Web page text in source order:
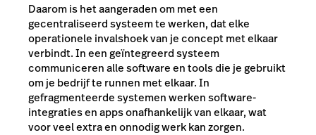
Daarom is het aangeraden om met een
gecentraliseerd systeem te werken, dat elke
operationele invalshoek van je concept met elkaar
verbindt. In een geïntegreerd systeem
communiceren alle software en tools die je gebruikt
om je bedrijf te runnen met elkaar. In
gefragmenteerde systemen werken software-
integraties en apps onafhankelijk van elkaar, wat
voor veel extra en onnodig werk kan zorgen.